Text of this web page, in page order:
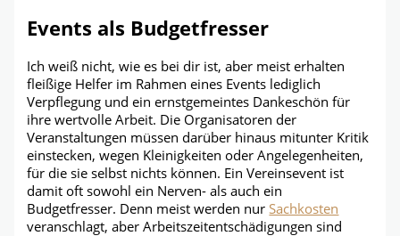
Events als Budgetfresser
Ich weiß nicht, wie es bei dir ist, aber meist erhalten
fleißige Helfer im Rahmen eines Events lediglich
Verpflegung und ein ernstgemeintes Dankeschön für
ihre wertvolle Arbeit. Die Organisatoren der
Veranstaltungen müssen darüber hinaus mitunter Kritik
einstecken, wegen Kleinigkeiten oder Angelegenheiten,
für die sie selbst nichts können. Ein Vereinsevent ist
damit oft sowohl ein Nerven- als auch ein
Budgetfresser. Denn meist werden nurSachkosten
veranschlagt, aber Arbeitszeitentschädigungen sind